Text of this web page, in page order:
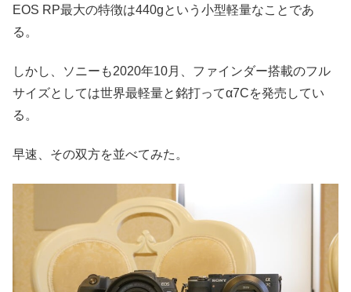
EOS RP最大の特徴は440gという小型軽量なことであ
る。
しかし、ソニーも2020年10月、ファインダー搭載のフル
サイズとしては世界最軽量と銘打ってα7Cを発売してい
る。
早速、その双方を並べてみた。